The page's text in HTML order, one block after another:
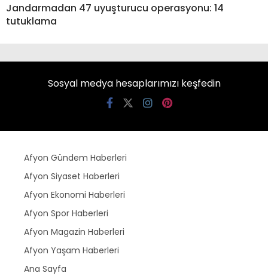
Jandarmadan 47 uyuşturucu operasyonu: 14
tutuklama
Sosyal medya hesaplarımızı keşfedin
Afyon Gündem Haberleri
Afyon Siyaset Haberleri
Afyon Ekonomi Haberleri
Afyon Spor Haberleri
Afyon Magazin Haberleri
Afyon Yaşam Haberleri
Ana Sayfa